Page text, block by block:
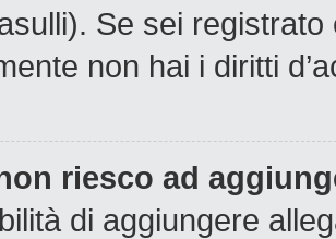
Se sei
non hai i diritti
riesco ad
di aggiungere